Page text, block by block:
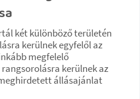
két különböző területén
kerülnek egyfelől az
megfelelő
kerülnek az
állásajánlat